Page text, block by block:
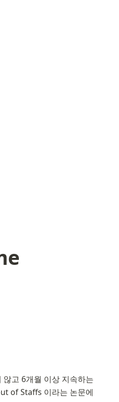
고 6개월 이상 지속하는
of Staffs 이라는 논문에